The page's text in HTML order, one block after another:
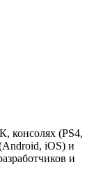
консолях (PS4,
iOS) и
и